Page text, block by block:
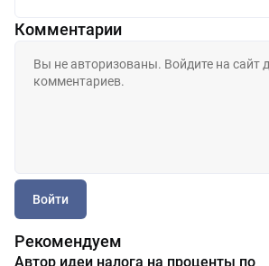
Комментарии
Войти
Рекомендуем
Автор идеи налога на проценты по